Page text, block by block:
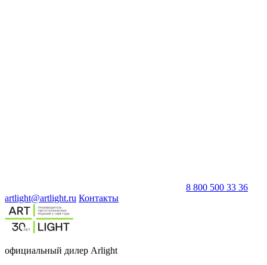
8 800 500 33 36
artlight@artlight.ru Контакты
официальный дилер Arlight